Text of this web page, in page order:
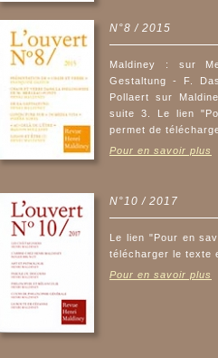
N°8 / 2015
Maldiney : sur
Gestaltung - F.
Pollaert sur
suite 3. Le lien
permet de
Pour en savoir plus
N°10 / 2017
Le lien "Pour en
télécharger le texte
Pour en savoir plus